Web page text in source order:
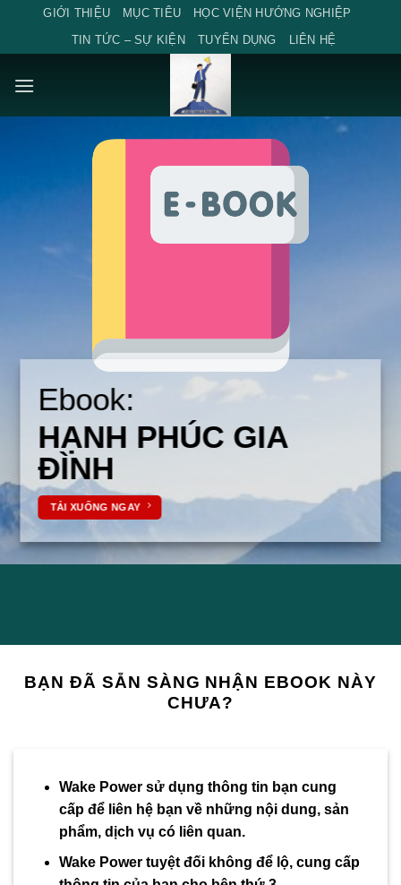
content
GIỚI THIỆU MỤC TIÊU
HỌC VIỆN HƯỚNG NGHIỆP
TIN TỨC – SỰ KIỆN
TUYỂN DỤNG LIÊN HỆ
Ebook:
HẠNH PHÚC GIA
ĐÌNH
TẢI XUỐNG NGAY
BẠN ĐÃ SẴN SÀNG NHẬN EBOOK NÀY
CHƯA?
Wake Power sử dụng thông tin bạn cung
cấp để liên hệ bạn về những nội dung, sản
phẩm, dịch vụ có liên quan.
Wake Power tuyệt đối không để lộ, cung cấp